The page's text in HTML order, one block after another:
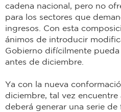
cadena nacional, pero no
para los sectores que
ingresos. Con esta
ánimos de introducir
Gobierno difícilmente pueda
antes de diciembre.
Ya con la nueva
diciembre, tal vez
deberá generar una serie